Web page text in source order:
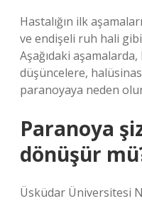
Hastalığın ilk
ve endişeli ruh hali
Aşağıdaki
düşüncelere,
paranoyaya neden
Paranoya
dönüşür
Üsküdar Üniversitesi